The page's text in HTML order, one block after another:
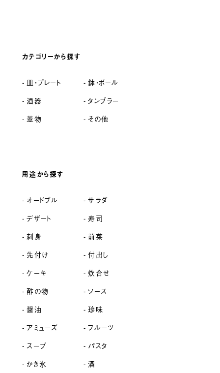
カテゴリーから探す
皿・プレート
鉢・ボール
酒器
タンブラー
蓋物
その他
用途から探す
オードブル
サラダ
デザート
寿司
刺身
前菜
先付け
付出し
ケーキ
炊合せ
酢の物
ソース
醤油
珍味
アミューズ
フルーツ
スープ
パスタ
かき氷
酒